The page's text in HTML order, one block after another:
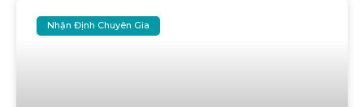
Nhận Định Chuyên Gia